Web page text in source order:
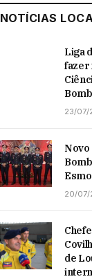
NOTÍCIAS
Liga
fazer
23/07/
Novo
20/07/
de